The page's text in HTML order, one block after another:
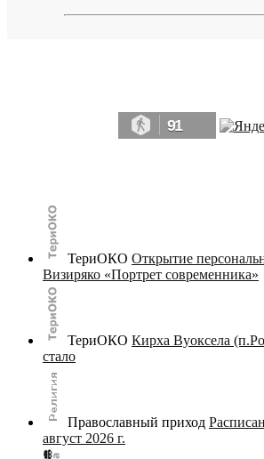
91
ТериОКО Открытие
Визиряко «Портрет современника»
ТериОКО Кирха Вуоксела
стало
Православный приход
август 2026 г.